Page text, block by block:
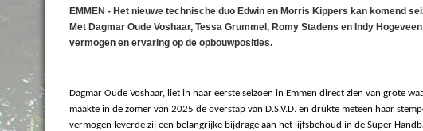
EMMEN - Het nieuwe technische duo Edwin en Morris Kippers kan komend
Met Dagmar Oude Voshaar, Tessa Grummel, Romy Stadens en Indy
vermogen en ervaring op de opbouwposities.
Dagmar Oude Voshaar, liet in haar eerste seizoen in Emmen direct zien van grote
maakte in de zomer van 2025 de overstap van D.S.V.D. en drukte meteen haar
vermogen leverde zij een belangrijke bijdrage aan het lijfsbehoud in de Super